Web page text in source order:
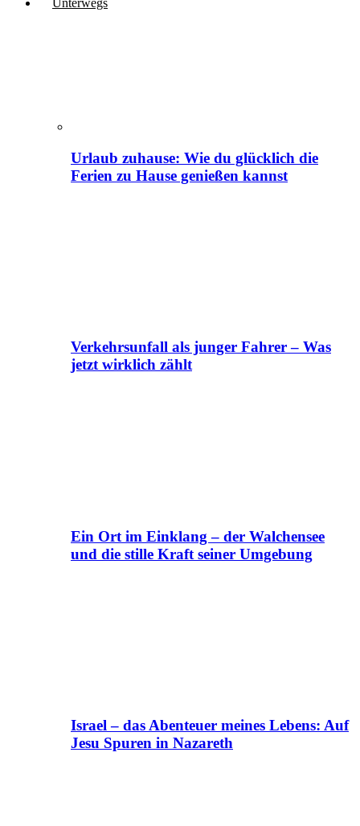
Unterwegs
Urlaub zuhause: Wie du glücklich die
Ferien zu Hause genießen kannst
Verkehrsunfall als junger Fahrer – Was
jetzt wirklich zählt
Ein Ort im Einklang – der Walchensee
und die stille Kraft seiner Umgebung
Israel – das Abenteuer meines Lebens: Auf
Jesu Spuren in Nazareth